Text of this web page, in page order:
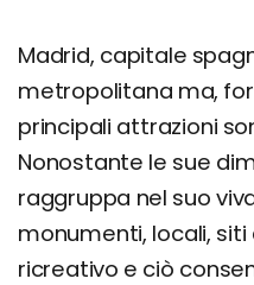
Madrid, capitale
metropolitana ma,
principali attrazioni
Nonostante le sue
raggruppa nel suo
monumenti, locali,
ricreativo e ciò